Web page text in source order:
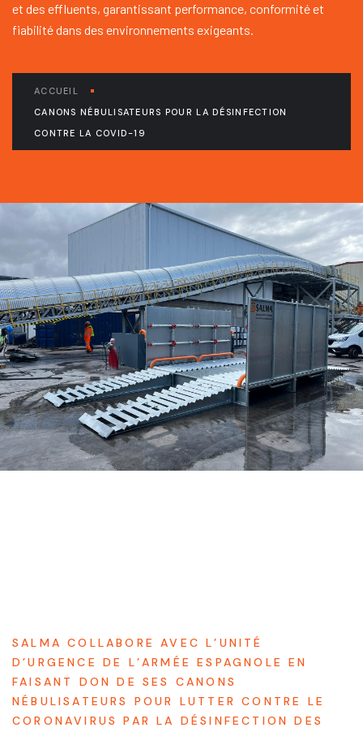
et des effluents, garantissant performance, conformité et
fiabilité dans des environnements exigeants.
ACCUEIL
CANONS NÉBULISATEURS POUR LA DÉSINFECTION
CONTRE LA COVID-19
SALMA COLLABORE AVEC L’UNITÉ
D’URGENCE DE L’ARMÉE ESPAGNOLE EN
FAISANT DON DE SES CANONS
NÉBULISATEURS POUR LUTTER CONTRE LE
CORONAVIRUS PAR LA DÉSINFECTION DES